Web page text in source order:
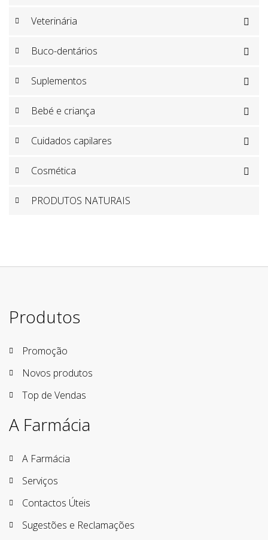
Veterinária 
Buco-dentários 
Suplementos 
Bebé e criança 
Cuidados capilares 
Cosmética 
PRODUTOS NATURAIS
Produtos
Promoção
Novos produtos
Top de Vendas
A Farmácia
A Farmácia
Serviços
Contactos Úteis
Sugestões e Reclamações